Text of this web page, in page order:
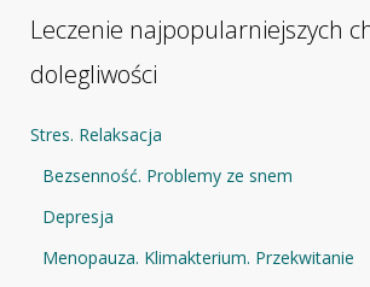
Leczenie najpopularniejszych
dolegliwości
Stres. Relaksacja
Bezsenność. Problemy ze snem
Depresja
Menopauza. Klimakterium. Przekwitanie